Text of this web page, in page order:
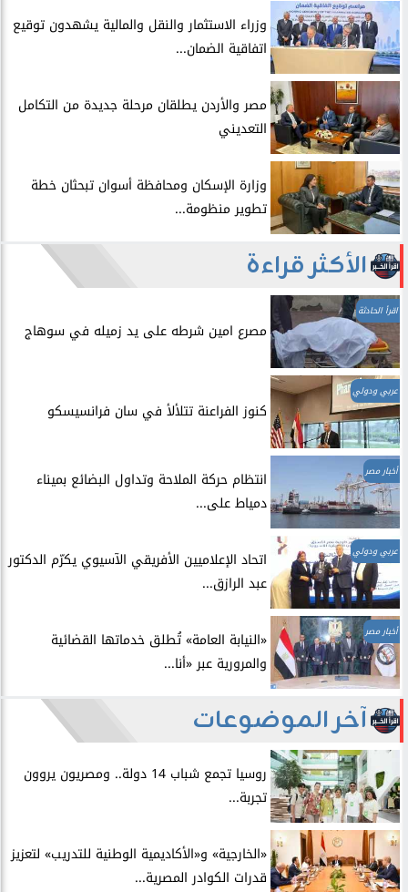
​وزراء الاستثمار والنقل والمالية يشهدون توقيع
اتفاقية الضمان...
​مصر والأردن يطلقان مرحلة جديدة من التكامل
التعديني
وزارة الإسكان ومحافظة أسوان تبحثان خطة
تطوير منظومة...
الأكثر قراءة
اقرأ الحادثة
مصرع امين شرطه على يد زميله في سوهاج
عربي ودولي
​كنوز الفراعنة تتلألأ في سان فرانسيسكو
أخبار مصر
انتظام حركة الملاحة وتداول البضائع بميناء
دمياط على...
عربي ودولي
اتحاد الإعلاميين الأفريقي الآسيوي يكرّم الدكتور
عبد الرازق...
أخبار مصر
​«النيابة العامة» تُطلق خدماتها القضائية
والمرورية عبر «أنا...
آخر الموضوعات
روسيا تجمع شباب 14 دولة.. ومصريون يروون
تجربة...
​«الخارجية» و«الأكاديمية الوطنية للتدريب» لتعزيز
قدرات الكوادر المصرية...